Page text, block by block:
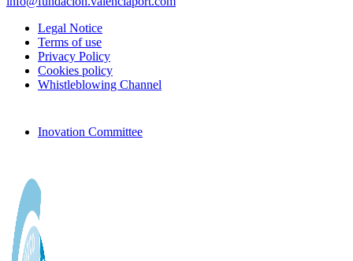
Legal Notice
Terms of use
Privacy Policy
Cookies policy
Whistleblowing Channel
Inovation Committee